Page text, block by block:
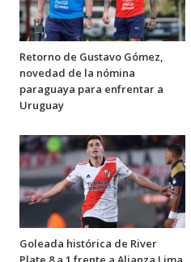
Retorno de Gustavo Gómez,
novedad de la nómina
paraguaya para enfrentar a
Uruguay
Goleada histórica de River